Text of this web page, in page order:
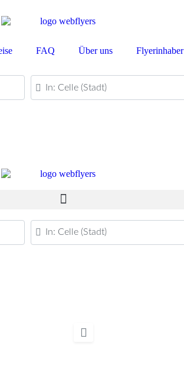
FAQ Über uns Flyerinhaber
PLZ oder Ort
PLZ oder Ort